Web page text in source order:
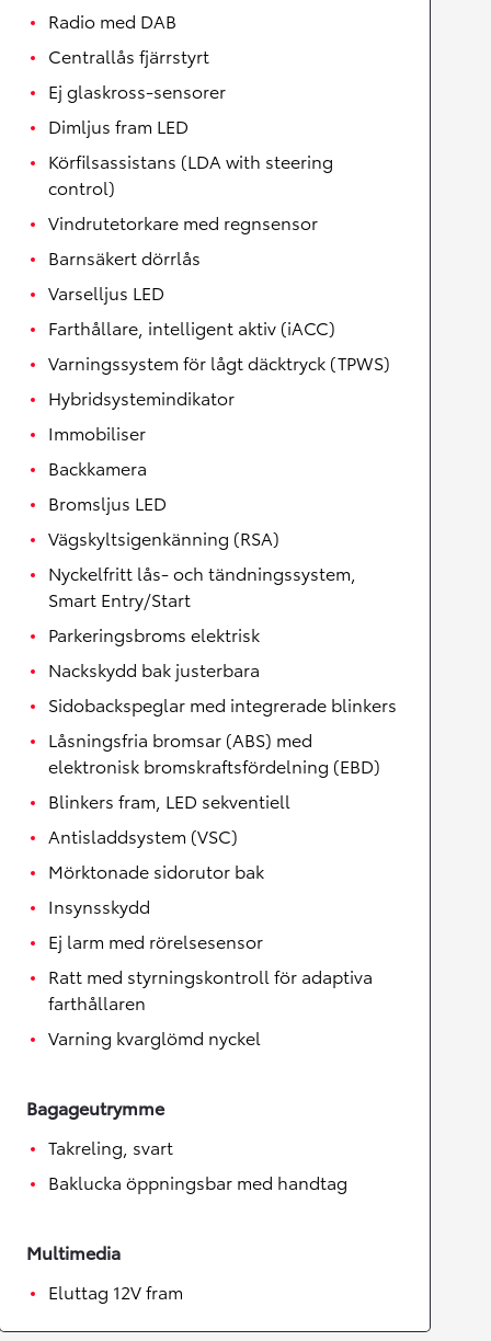
Radio med DAB
Centrallås fjärrstyrt
Ej glaskross-sensorer
Dimljus fram LED
Körfilsassistans (LDA with steering
control)
Vindrutetorkare med regnsensor
Barnsäkert dörrlås
Varselljus LED
Farthållare, intelligent aktiv (iACC)
Varningssystem för lågt däcktryck (TPWS)
Hybridsystemindikator
Immobiliser
Backkamera
Bromsljus LED
Vägskyltsigenkänning (RSA)
Nyckelfritt lås- och tändningssystem,
Smart Entry/Start
Parkeringsbroms elektrisk
Nackskydd bak justerbara
Sidobackspeglar med integrerade blinkers
Låsningsfria bromsar (ABS) med
elektronisk bromskraftsfördelning (EBD)
Blinkers fram, LED sekventiell
Antisladdsystem (VSC)
Mörktonade sidorutor bak
Insynsskydd
Ej larm med rörelsesensor
Ratt med styrningskontroll för adaptiva
farthållaren
Varning kvarglömd nyckel
Bagageutrymme
Takreling, svart
Baklucka öppningsbar med handtag
Multimedia
Eluttag 12V fram